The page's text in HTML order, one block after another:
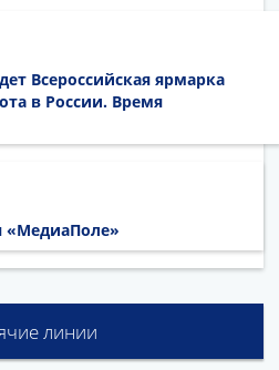
Всероссийская ярмарка
в России. Время
«МедиаПоле»
линии